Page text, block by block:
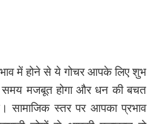
में होने से ये गोचर आपके लिए शुभ
समय मजबूत होगा और धन की बचत
सामाजिक स्तर पर आपका प्रभाव